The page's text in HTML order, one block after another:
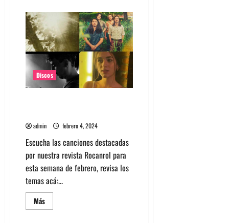
Conoce
nuevo
de
St.
Vincent
con
All
born
screaming
Discos
admin febrero 4, 2024
Escucha las canciones destacadas
por nuestra revista Rocanrol para
esta semana de febrero, revisa los
temas acá:...
MásLeer
más